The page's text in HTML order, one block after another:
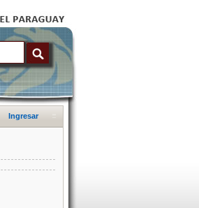
Ingresar